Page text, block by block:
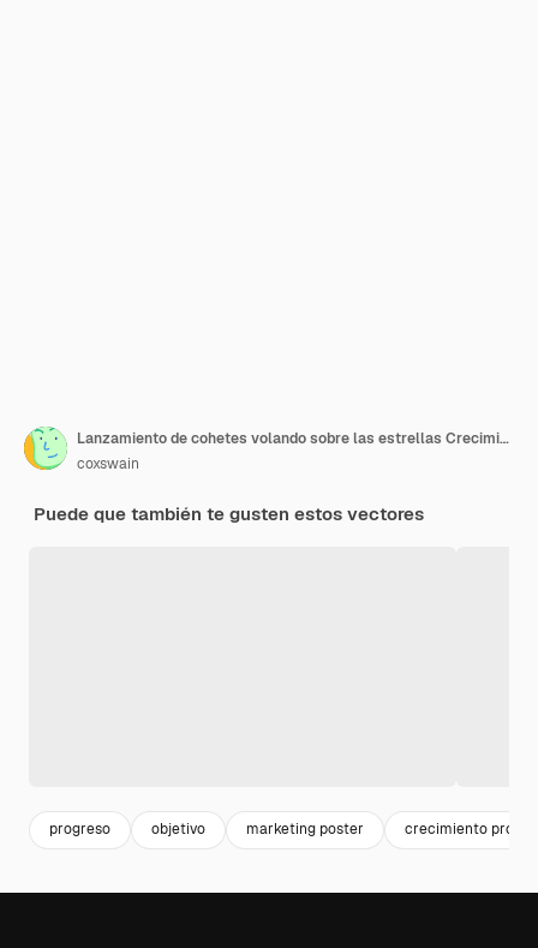
Lanzamiento de cohetes volando sobre las estrellas Crecimiento profesional idea creativa concepto de negocio Vector minimalista
coxswain
Puede que también te gusten estos vectores
progreso objetivo marketing poster crecimiento